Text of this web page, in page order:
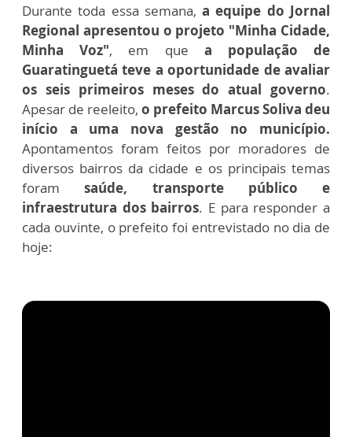
Durante toda essa semana,a equipe do Jornal
Regional apresentou o projeto "Minha Cidade,
Minha Voz", em que a população de
Guaratinguetá teve a oportunidade de avaliar
os seis primeiros meses do atual governo.
Apesar de reeleito, o prefeito Marcus Soliva deu
início a uma nova gestão no município.
Apontamentos foram feitos por moradores de
diversos bairros da cidade e os principais temas
foramsaúde, transporte público e
infraestrutura dos bairros. E para responder a
cada ouvinte, o prefeito foi entrevistado no dia de
hoje: